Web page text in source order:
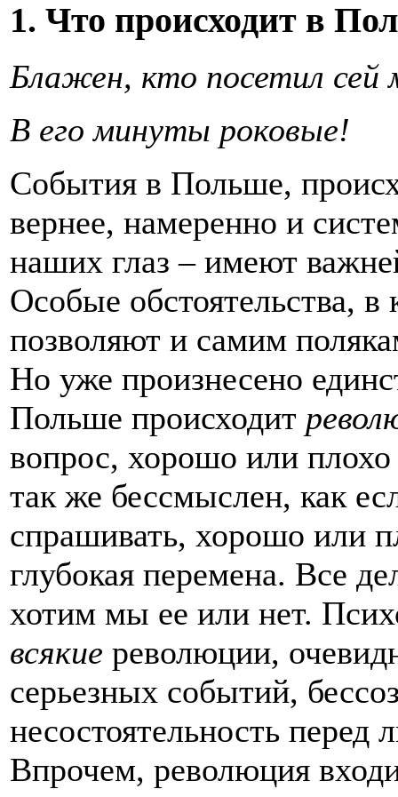
1. Что происходит в
Блажен, кто посетил сей
В его минуты роковые!
События в Польше,
вернее, намеренно и
наших глаз – имеют
Особые обстоятельства,
позволяют и самим
Но уже произнесено
Польше происходит
вопрос, хорошо или
так же бессмыслен, как
спрашивать, хорошо или
глубокая перемена. Все
хотим мы ее или нет.
всякие революции,
серьезных событий,
несостоятельность перед
Впрочем, революция